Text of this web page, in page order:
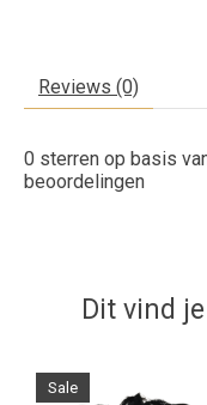
Reviews (0)
0 sterren op basis
beoordelingen
Dit vind
Items van
Sale